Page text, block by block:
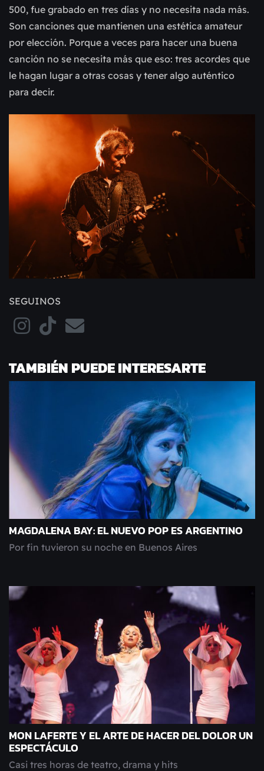
500, fue grabado en tres días y no necesita nada más.
Son canciones que mantienen una estética amateur
por elección. Porque a veces para hacer una buena
canción no se necesita más que eso: tres acordes que
le hagan lugar a otras cosas y tener algo auténtico
para decir.
SEGUINOS
TAMBIÉN PUEDE INTERESARTE
MAGDALENA BAY: EL NUEVO POP ES ARGENTINO
Por fin tuvieron su noche en Buenos Aires
MON LAFERTE Y EL ARTE DE HACER DEL DOLOR UN
ESPECTÁCULO
Casi tres horas de teatro, drama y hits